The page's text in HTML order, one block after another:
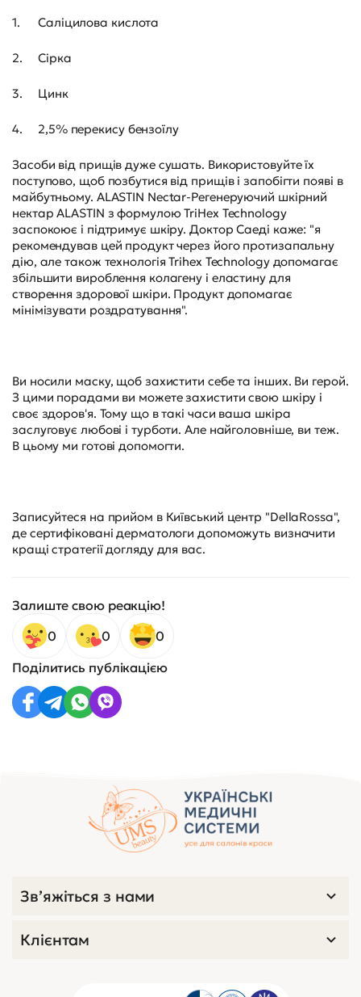
1. Саліцилова кислота
2. Сірка
3. Цинк
4. 2,5% перекису бензоїлу
Засоби від прищів дуже сушать. Використовуйте їх
поступово, щоб позбутися від прищів і запобігти появі в
майбутньому. ALASTIN Nectar-Регенеруючий шкірний
нектар ALASTIN з формулою TriHex Technology
заспокоює і підтримує шкіру. Доктор Саеді каже: "я
рекомендував цей продукт через його протизапальну
дію, але також технологія Trihex Technology допомагає
збільшити вироблення колагену і еластину для
створення здорової шкіри. Продукт допомагає
мінімізувати роздратування".
Ви носили маску, щоб захистити себе та інших. Ви герой.
З цими порадами ви можете захистити свою шкіру і
своє здоров'я. Тому що в такі часи ваша шкіра
заслуговує любові і турботи. Але найголовніше, ви теж.
В цьому ми готові допомогти.
Записуйтеся на прийом в Київський центр "DellaRossa",
де сертифіковані дерматологи допоможуть визначити
кращі стратегії догляду для вас.
Залиште свою реакцію!
0
0
0
Поділитись публікацією
Зв’яжіться з нами
Клієнтам